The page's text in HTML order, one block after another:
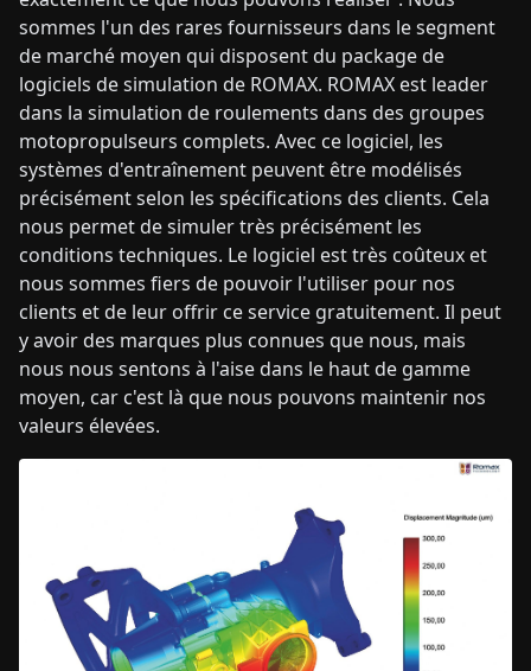
sommes l'un des rares fournisseurs dans le segment
de marché moyen qui disposent du package de
logiciels de simulation de ROMAX. ROMAX est leader
dans la simulation de roulements dans des groupes
motopropulseurs complets. Avec ce logiciel, les
systèmes d'entraînement peuvent être modélisés
précisément selon les spécifications des clients. Cela
nous permet de simuler très précisément les
conditions techniques. Le logiciel est très coûteux et
nous sommes fiers de pouvoir l'utiliser pour nos
clients et de leur offrir ce service gratuitement. Il peut
y avoir des marques plus connues que nous, mais
nous nous sentons à l'aise dans le haut de gamme
moyen, car c'est là que nous pouvons maintenir nos
valeurs élevées.